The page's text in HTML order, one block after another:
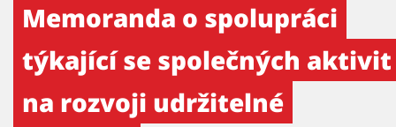
Memoranda o spolupráci
týkající se společných aktivit
na rozvoji udržitelné